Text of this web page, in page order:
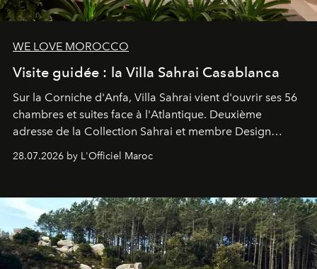
WE LOVE MOROCCO
Visite guidée : la Villa Sahrai Casablanca
Sur la Corniche d'Anfa, Villa Sahrai vient d'ouvrir ses 56
chambres et suites face à l'Atlantique. Deuxième
adresse de la Collection Sahrai et membre Design
Hotels, ce boutique-hôtel cinq étoiles signé Christophe
Pillet promet un lieu de vie complet. On y a déjeuné…
28.07.2026 by L'Officiel Maroc